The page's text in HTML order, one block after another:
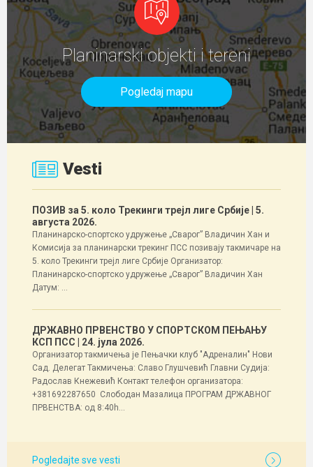
Planinarski objekti i tereni
Pogledaj mapu
Vesti
ПОЗИВ за 5. коло Трекинги трејл лиге Србије | 5.
августа 2026.
Планинарско-спортско удружење „Сварог” Владичин Хан и
Комисија за планинарски трекинг ПСС позивају такмичаре на
5. коло Трекинги трејл лиге Србије Организатор:
Планинарско-спортско удружење „Сварог” Владичин Хан
Датум: ...
ДРЖАВНО ПРВЕНСТВО У СПОРТСКОМ ПЕЊАЊУ
КСП ПСС
| 24. јула 2026.
Организатор такмичења је Пењачки клуб "Адреналин" Нови
Сад. Делегат Такмичења: Славо Глушчевић Главни Судија:
Радослав Кнежевић Контакт телефон организатора:
+381692287650 Слободан Мазалица ПРОГРАМ ДРЖАВНОГ
ПРВЕНСТВА: од 8:40h...
Pogledajte sve vesti